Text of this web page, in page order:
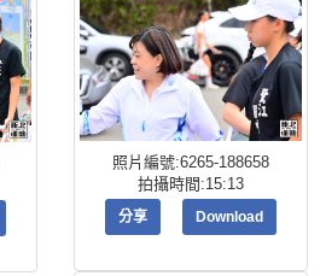
照片編號:6265-188658
拍攝時間:15:13
分享 Download